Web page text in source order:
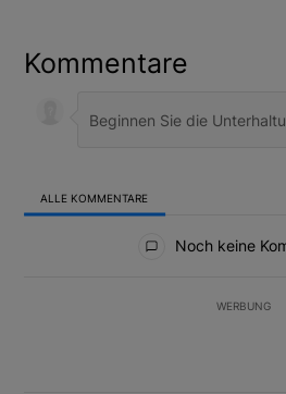
Kommentare
ALLE KOMMENTARE
Noch keine
WERBUNG